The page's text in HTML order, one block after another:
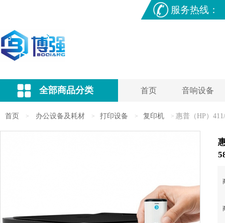
服务热线：
全部商品分类 首页 音响设备
首页 > 办公设备及耗材 > 打印设备 > 复印机 > 惠普（HP）